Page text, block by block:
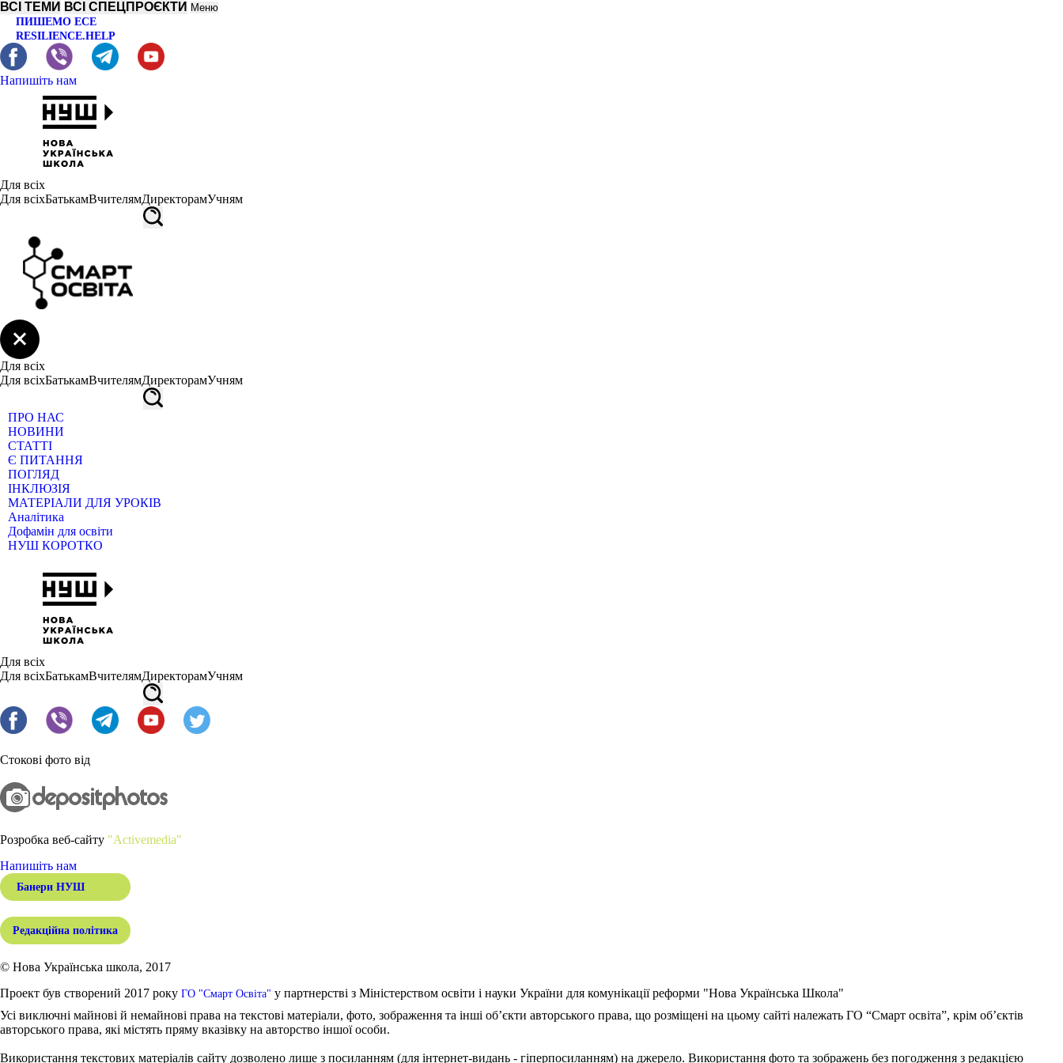
ВСІ ТЕМИ ВСІ СПЕЦПРОЄКТИ Меню
ПИШЕМО ЕСЕ
RESILIENCE.HELP
Напишіть нам
Для всіх
Для всіхБатькамВчителямДиректорамУчням
Для всіх
Для всіхБатькамВчителямДиректорамУчням
ПРО НАС
НОВИНИ
СТАТТІ
Є ПИТАННЯ
ПОГЛЯД
ІНКЛЮЗІЯ
МАТЕРІАЛИ ДЛЯ УРОКІВ
Аналітика
Дофамін для освіти
НУШ КОРОТКО
Для всіх
Для всіхБатькамВчителямДиректорамУчням
Стокові фото від
Розробка веб-сайту "Activemedia"
Напишіть нам
Банери НУШ
Редакційна політика
© Нова Українська школа, 2017
Проект був створений 2017 року ГО "Смарт Освіта" у партнерстві з Міністерством освіти і науки України для комунікації реформи "Нова Українська Школа"
Усі виключні майнові й немайнові права на текстові матеріали, фото, зображення та інші об’єкти авторського права, що розміщені на цьому сайті належать ГО “Смарт освіта”, крім об’єктів
авторського права, які містять пряму вказівку на авторство іншої особи.
Використання текстових матеріалів сайту дозволено лише з посиланням (для інтернет-видань - гіперпосиланням) на джерело. Використання фото та зображень без погодження з редакцією